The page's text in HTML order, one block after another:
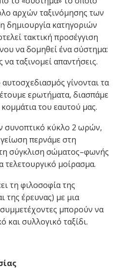
αρχών ταξινόμησης των
δημιουργία κατηγοριών
τακτική προσέγγιση
να δομηθεί ένα σύστημα:
ταξινομεί απαντήσεις.
γίνονται τα
ερωτήματα, διασπάμε
του εαυτού μας.
συνοπτικό κύκλο 2 ωρών,
περνάμε στη
σύγκλιση σώματος–φωνής
τελετουργικό μοίρασμα.
τη φιλοσοφία της
της έρευνας) με μια
μπορούν να
συλλογικό ταξίδι.